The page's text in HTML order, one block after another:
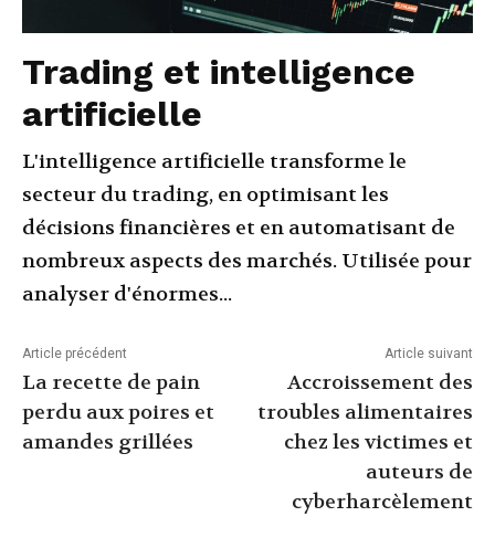
Trading et intelligence
artificielle
L'intelligence artificielle transforme le
secteur du trading, en optimisant les
décisions financières et en automatisant de
nombreux aspects des marchés. Utilisée pour
analyser d'énormes...
Article précédent
La recette de pain
perdu aux poires et
amandes grillées
Article suivant
Accroissement des
troubles alimentaires
chez les victimes et
auteurs de
cyberharcèlement